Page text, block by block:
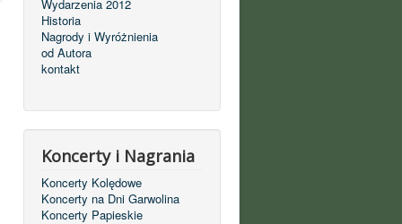
Wydarzenia 2012
Historia
Nagrody i Wyróżnienia
od Autora
kontakt
Koncerty i Nagrania
Koncerty Kolędowe
Koncerty na Dni Garwolina
Koncerty Papieskie